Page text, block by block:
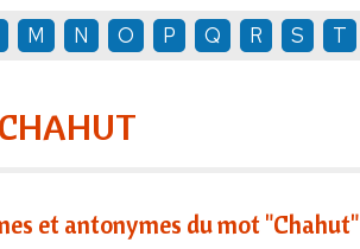
M N O P Q R S T
CHAHUT
et antonymes du mot "Chahut"